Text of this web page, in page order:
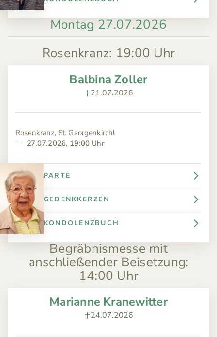
Montag 27.07.2026
Rosenkranz: 19:00 Uhr
PARTE
GEDENKKERZEN
KONDOLENZBUCH
Balbina Zoller
21.07.2026
Rosenkranz, St. Georgenkirchl
27.07.2026, 19:00 Uhr
Begräbnismesse mit
anschließender Beisetzung:
14:00 Uhr
Marianne Kranewitter
24.07.2026